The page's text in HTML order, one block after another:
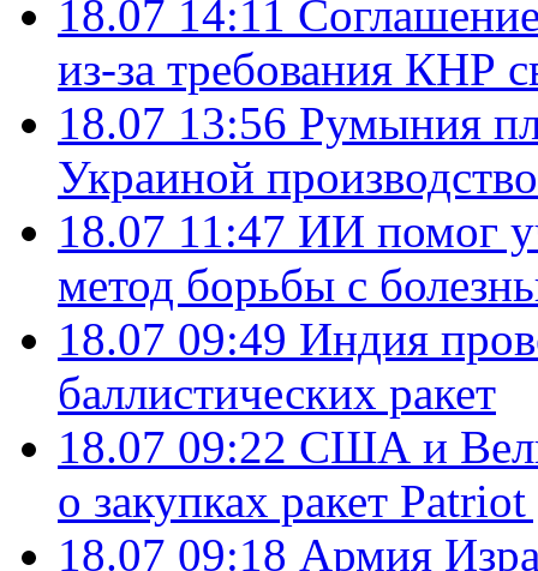
18.07 14:11
из-за требования КНР
18.07 13:56 Румыния
Украиной
18.07 11:47 ИИ помог
метод борьбы с
18.07 09:49 Индия
баллистических ракет
18.07 09:22 США и
о закупках ракет
18.07 09:18 Армия